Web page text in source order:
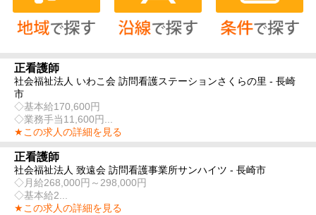
正看護師
社会福祉法人 いわこ会 訪問看護ステーションさくらの里 - 長崎
市
◇基本給170,600円
◇業務手当11,600円...
★この求人の詳細を見る
正看護師
社会福祉法人 致遠会 訪問看護事業所サンハイツ - 長崎市
◇月給268,000円～298,000円
◇基本給2...
★この求人の詳細を見る